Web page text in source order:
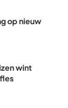
op nieuw
wint